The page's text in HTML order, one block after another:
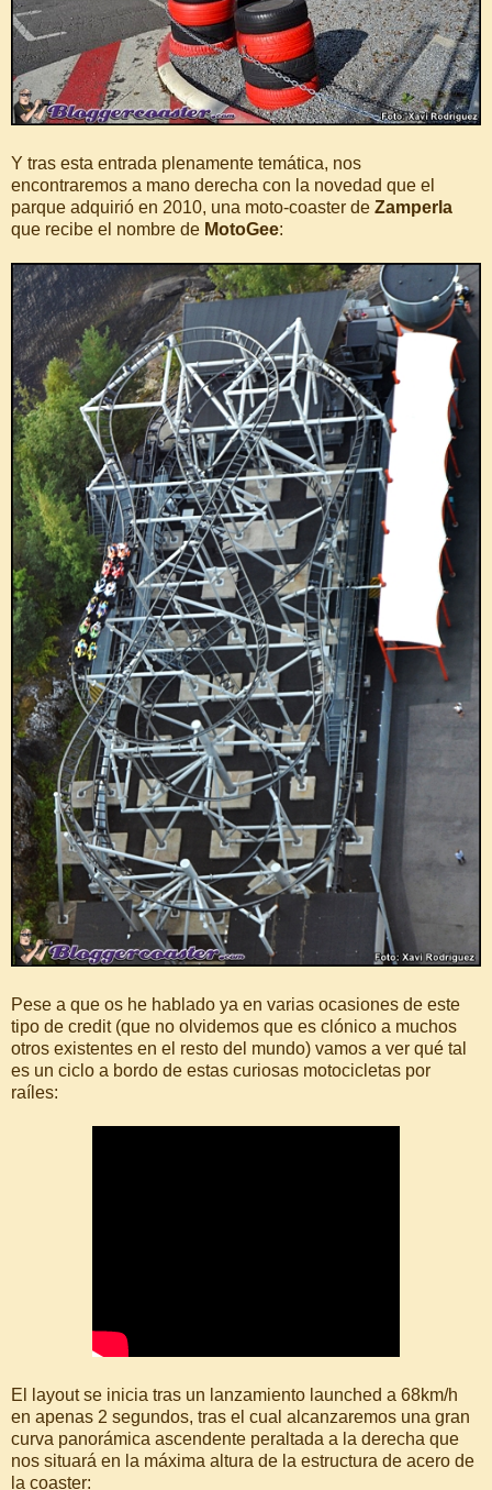
Y tras esta entrada plenamente temática, nos
encontraremos a mano derecha con la novedad que el
parque adquirió en 2010, una moto-coaster de Zamperla
que recibe el nombre de MotoGee:
Pese a que os he hablado ya en varias ocasiones de este
tipo de credit (que no olvidemos que es clónico a muchos
otros existentes en el resto del mundo) vamos a ver qué tal
es un ciclo a bordo de estas curiosas motocicletas por
raíles:
El layout se inicia tras un lanzamiento launched a 68km/h
en apenas 2 segundos, tras el cual alcanzaremos una gran
curva panorámica ascendente peraltada a la derecha que
nos situará en la máxima altura de la estructura de acero de
la coaster: